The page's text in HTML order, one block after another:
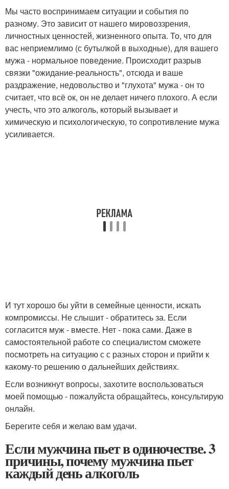
Мы часто воспринимаем ситуации и события по
разному. Это зависит от нашего мировоззрения,
личностных ценностей, жизненного опыта. То, что для
вас неприемлимо (с бутылкой в выходные), для вашего
мужа - нормальное поведение. Происходит разрыв
связки "ожидание-реальность", отсюда и ваше
раздражение, недовольство и "глухота" мужа - он то
считает, что всё ок, он не делает ничего плохого. А если
учесть, что это алкоголь, который вызывает и
химическую и психологическую, то сопротивление мужа
усиливается.
И тут хорошо бы уйти в семейные ценности, искать
компромиссы. Не слышит - обратитесь за. Если
согласится муж - вместе. Нет - пока сами. Даже в
самостоятельной работе со специалистом сможете
посмотреть на ситуацию с с разных сторон и прийти к
какому-то решению о дальнейших действиях.
Если возникнут вопросы, захотите воспользоваться
моей помощью - пожалуйста обращайтесь, консультирую
онлайн.
Берегите себя и желаю вам удачи.
Если мужчина пьет в одиночестве. 3
причины, почему мужчина пьет
каждый день алкоголь